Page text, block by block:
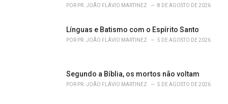
POR PR. JOÃO FLÁVIO MARTINEZ 8 DE AGOSTO DE 2026
Línguas e Batismo com o Espírito Santo
POR PR. JOÃO FLÁVIO MARTINEZ 5 DE AGOSTO DE 2026
Segundo a Bíblia, os mortos não voltam
POR PR. JOÃO FLÁVIO MARTINEZ 5 DE AGOSTO DE 2026